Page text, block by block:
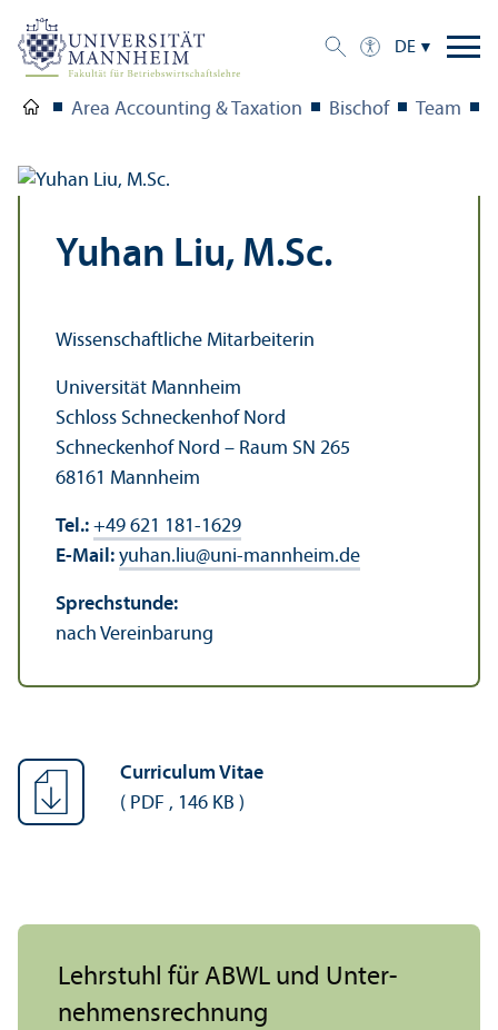
DE
Area Accounting & Taxation Bischof Team
Yuhan Liu, M.Sc.
Wissenschaft­liche Mitarbeiterin
Universität Mannheim
Schloss Schneckenhof Nord
Schneckenhof Nord – Raum SN 265
68161 Mannheim
Tel.: +49 621 181-1629
E-Mail: yuhan.liu@uni-mannheim.de
Sprechstunde:
nach Vereinbarung
Curriculum Vitae
( PDF , 146 KB )
Lehr­stuhl für ABWL und Unter­
nehmens­rechnung